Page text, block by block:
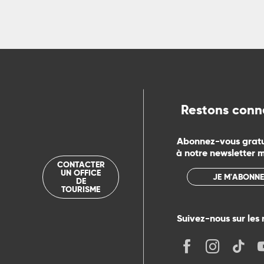
CONTACTER
UN OFFICE
DE
TOURISME
Restons
Abonnez-vous
à notre newsletter
JE M'ABONNE
Suivez-nous sur les